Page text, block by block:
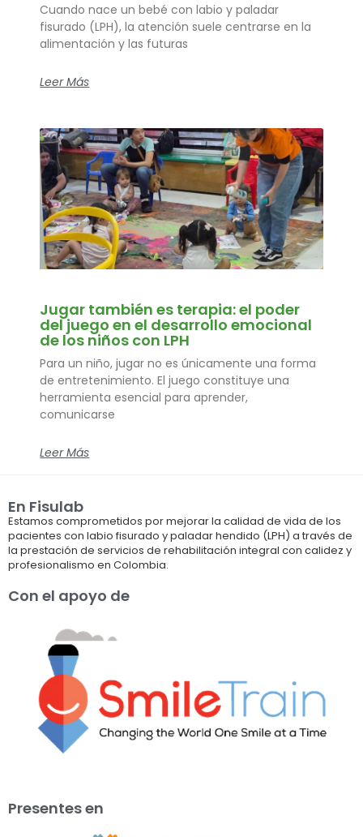
Cuando nace un bebé con labio y paladar
fisurado (LPH), la atención suele centrarse en la
alimentación y las futuras
Leer Más
Jugar también es terapia: el poder
del juego en el desarrollo emocional
de los niños con LPH
Para un niño, jugar no es únicamente una forma
de entretenimiento. El juego constituye una
herramienta esencial para aprender,
comunicarse
Leer Más
En Fisulab
Estamos comprometidos por mejorar la calidad de vida de los
pacientes con labio fisurado y paladar hendido (LPH) a través de
la prestación de servicios de rehabilitación integral con calidez y
profesionalismo en Colombia.
Con el apoyo de
Presentes en